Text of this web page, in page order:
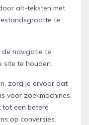
alt-teksten met
te
de navigatie te
site te houden.
zorg je ervoor dat
voor zoekmachines,
tot een betere
op conversies.